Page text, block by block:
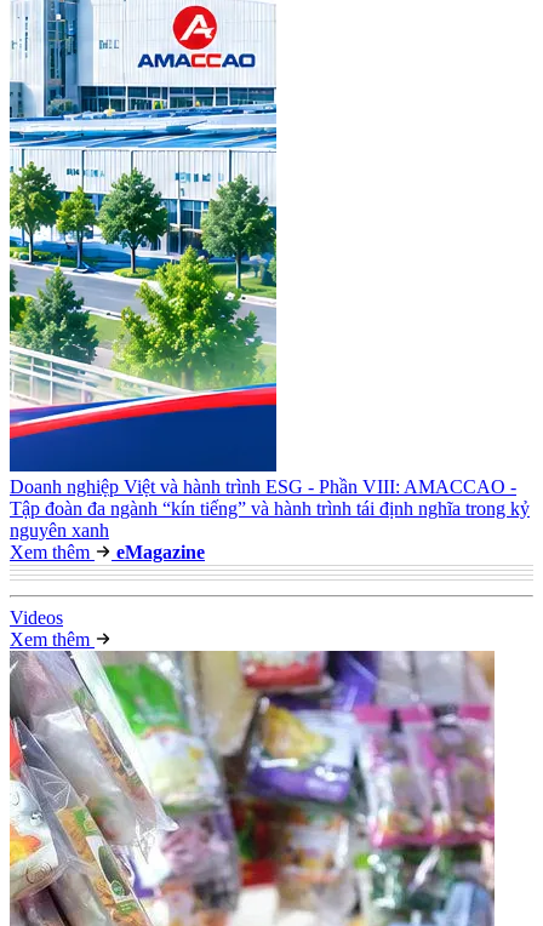
Doanh nghiệp Việt và hành trình ESG - Phần VIII: AMACCAO -
Tập đoàn đa ngành “kín tiếng” và hành trình tái định nghĩa trong kỷ
nguyên xanh
Xem thêm
eMagazine
Videos
Xem thêm